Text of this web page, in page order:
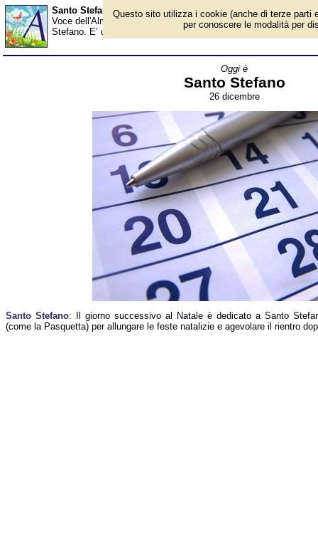
Santo Stefano - Almanacco
Voce dell'Almanacco del 26 dicembre, per la rubrica 'Oggi è'. Il
Stefano. E’ una festa istituita nel 1947 (come la Pasquetta) per
Oggi è
Santo Stefano
26 dicembre
Santo Stefano: Il giorno successivo al Natale è dedicato a Santo
(come la Pasquetta) per allungare le feste natalizie e agevolare il rientro
Questo sito utilizza i cookie (anche di terze parti
per conoscere le modalità per